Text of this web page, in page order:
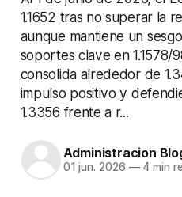
1.1652 tras no superar la
aunque mantiene un
soportes clave en 1.1578/
consolida alrededor de
impulso positivo y
1.3356 frente a r...
Administracion
01 jun. 2026 —4 min